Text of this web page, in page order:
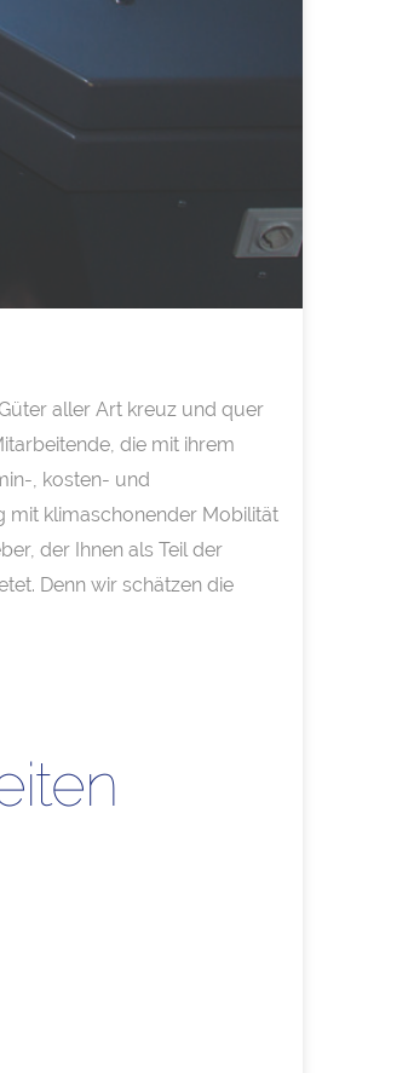
aller Art kreuz und quer
die mit ihrem
, kosten- und
mit klimaschonender Mobilität
der Ihnen als Teil der
Denn wir schätzen die